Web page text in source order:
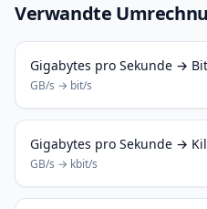
Verwandte
Gigabytes pro Sekunde →
GB/s → bit/s
Gigabytes pro Sekunde →
GB/s → kbit/s